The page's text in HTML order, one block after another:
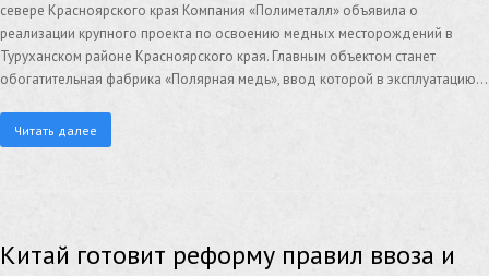
севере Красноярского края Компания «Полиметалл» объявила о
реализации крупного проекта по освоению медных месторождений в
Туруханском районе Красноярского края. Главным объектом станет
обогатительная фабрика «Полярная медь», ввод которой в эксплуатацию…
Читать далее
Китай готовит реформу правил ввоза и